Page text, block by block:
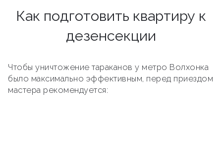
Как подготовить квартиру к
дезенсекции
Чтобы уничтожение тараканов у метро Волхонка
было максимально эффективным, перед приездом
мастера рекомендуется: